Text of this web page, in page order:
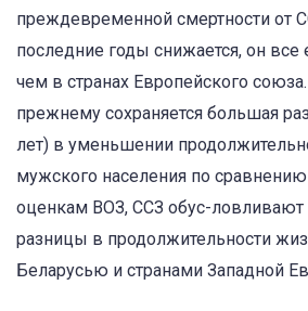
преждевременной смертности от
последние годы снижается, он
чем в странах Европейского
прежнему сохраняется большая
лет) в уменьшении
мужского населения по
оценкам ВОЗ, ССЗ обус-ловливают
разницы в продолжительности
Беларусью и странами Западной